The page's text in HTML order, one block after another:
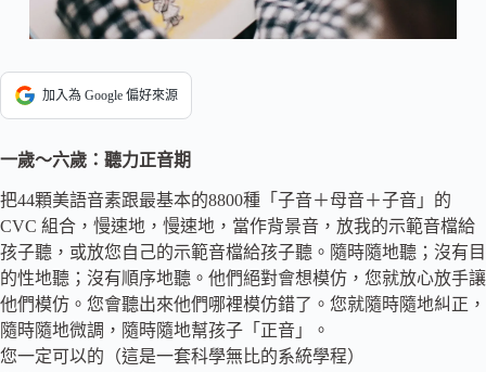
加入為 Google 偏好來源
一歲～六歲：聽力正音期
把44顆美語音素跟最基本的8800種「子音＋母音＋子音」的
CVC 組合，慢速地，慢速地，當作背景音，放我的示範音檔給
孩子聽，或放您自己的示範音檔給孩子聽。隨時隨地聽；沒有目
的性地聽；沒有順序地聽。他們絕對會想模仿，您就放心放手讓
他們模仿。您會聽出來他們哪裡模仿錯了。您就隨時隨地糾正，
隨時隨地微調，隨時隨地幫孩子「正音」。
您一定可以的（這是一套科學無比的系統學程）